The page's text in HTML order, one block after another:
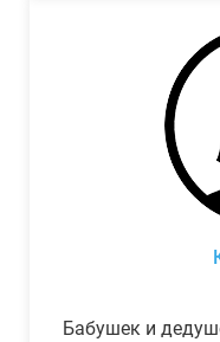
Бабушек и